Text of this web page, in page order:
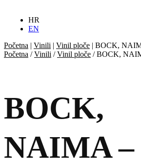
HR
EN
Početna | Vinili | Vinil ploče | BOCK,
Početna /Vinili /Vinil ploče / BOCK,
BOCK,
NAIMA –